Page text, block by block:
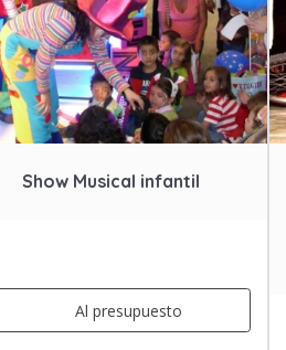
Show Musical infantil
Al presupuesto